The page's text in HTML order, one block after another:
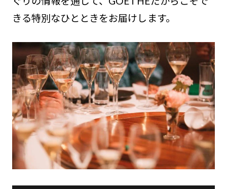
きる特別なひとときをお届けします。